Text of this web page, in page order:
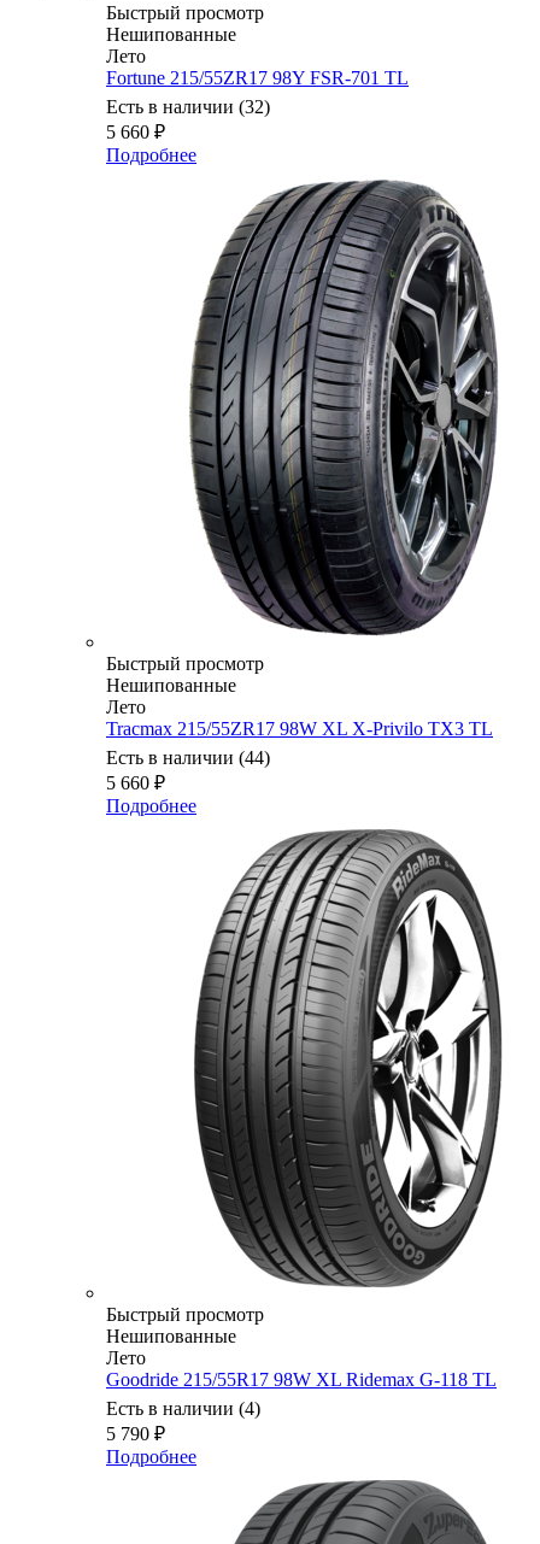
Быстрый просмотр
Нешипованные
Лето
Fortune 215/55ZR17 98Y FSR-701 TL
Есть в наличии (32)
5 660 ₽
Подробнее
Быстрый просмотр
Нешипованные
Лето
Tracmax 215/55ZR17 98W XL X-Privilo TX3 TL
Есть в наличии (44)
5 660 ₽
Подробнее
Быстрый просмотр
Нешипованные
Лето
Goodride 215/55R17 98W XL Ridemax G-118 TL
Есть в наличии (4)
5 790 ₽
Подробнее